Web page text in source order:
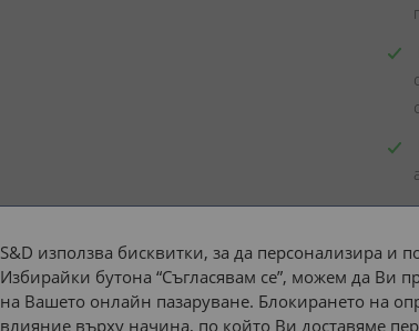
S&D използва бисквитки, за да персонализира и
Избирайки бутона “Съгласявам се”, можем да Ви
на Вашето онлайн пазаруване. Блокирането на
влияние върху начина, по който Ви доставяме